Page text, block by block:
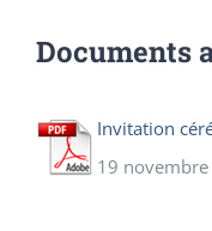
Documents
Invitation
19